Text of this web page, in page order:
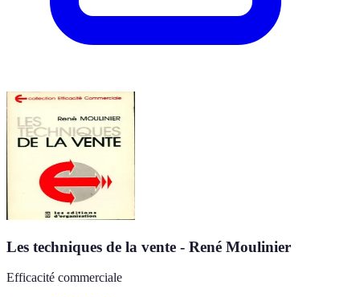
Les techniques de la vente - René Moulinier
Efficacité commerciale